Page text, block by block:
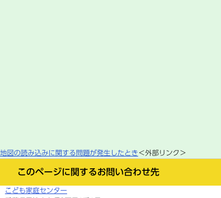
地図の読み込みに関する問題が発生したとき ＜外部リンク＞
このページに関するお問い合わせ先
こども家庭センター